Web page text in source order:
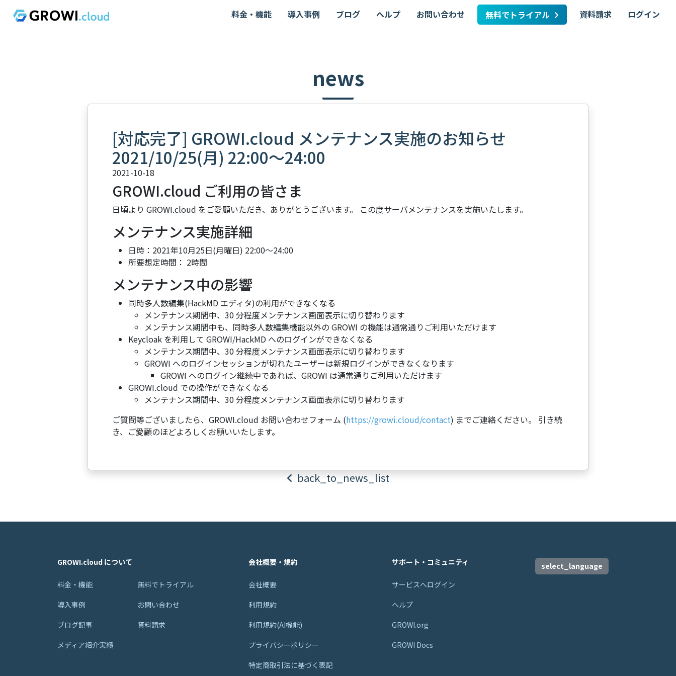
料金・機能 導入事例 ブログ ヘルプ お問い合わせ 無料でトライアル 資料請求 ログイン
news
[対応完了] GROWI.cloud メンテナンス実施のお知らせ
2021/10/25(月) 22:00～24:00
2021-10-18
GROWI.cloud ご利用の皆さま
日頃より GROWI.cloud をご愛顧いただき、ありがとうございます。 この度サーバメンテナンスを実施いたします。
メンテナンス実施詳細
日時：2021年10月25日(月曜日) 22:00～24:00
所要想定時間： 2時間
メンテナンス中の影響
同時多人数編集(HackMD エディタ)の利用ができなくなる
メンテナンス期間中、30 分程度メンテナンス画面表示に切り替わります
メンテナンス期間中も、同時多人数編集機能以外の GROWI の機能は通常通りご利用いただけます
Keycloak を利用して GROWI/HackMD へのログインができなくなる
メンテナンス期間中、30 分程度メンテナンス画面表示に切り替わります
GROWI へのログインセッションが切れたユーザーは新規ログインができなくなります
GROWI へのログイン継続中であれば、GROWI は通常通りご利用いただけます
GROWI.cloud での操作ができなくなる
メンテナンス期間中、30 分程度メンテナンス画面表示に切り替わります
ご質問等ございましたら、GROWI.cloud お問い合わせフォーム (https://growi.cloud/contact) までご連絡ください。 引き続
き、ご愛顧のほどよろしくお願いいたします。
back_to_news_list
GROWI.cloud について
料金・機能
導入事例
ブログ記事
メディア紹介実績
無料でトライアル
お問い合わせ
資料請求
会社概要・規約
会社概要
利用規約
利用規約(AI機能)
プライバシーポリシー
特定商取引法に基づく表記
サポート・コミュニティ
サービスへログイン
ヘルプ
GROWI.org
GROWI Docs
select_language